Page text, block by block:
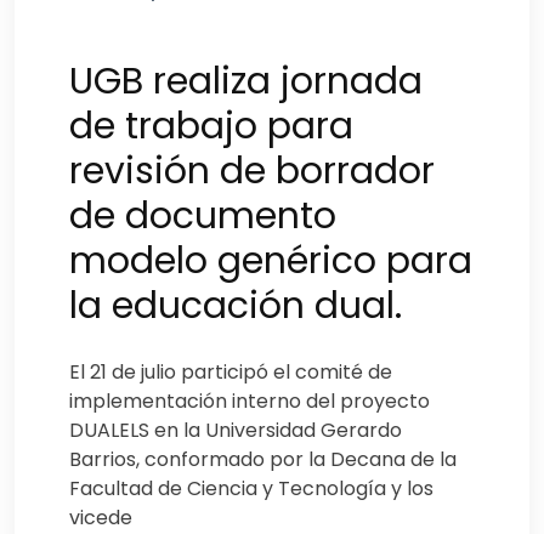
UGB realiza jornada
de trabajo para
revisión de borrador
de documento
modelo genérico para
la educación dual.
El 21 de julio participó el comité de
implementación interno del proyecto
DUALELS en la Universidad Gerardo
Barrios, conformado por la Decana de la
Facultad de Ciencia y Tecnología y los
vicede